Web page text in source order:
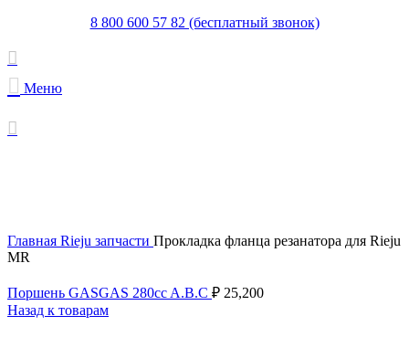
8 800 600 57 82 (бесплатный звонок)
Меню
Главная Rieju запчасти Прокладка фланца резанатора для Rieju
MR
Поршень GASGAS 280cc A.B.C ₽ 25,200
Назад к товарам